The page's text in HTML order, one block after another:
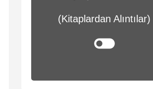
(Kitaplardan Alıntılar)